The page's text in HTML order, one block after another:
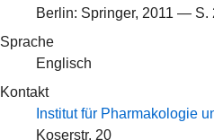
Berlin: Springer, 2011 — S.
Sprache
Englisch
Kontakt
Institut für Pharmakologie
Koserstr. 20